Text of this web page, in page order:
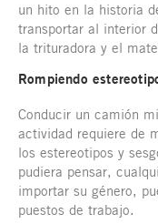
un hito en la historia
transportar al interior
la trituradora y el
Rompiendo
Conducir un camión
actividad requiere de
los estereotipos y
pudiera pensar,
importar su género,
puestos de trabajo.